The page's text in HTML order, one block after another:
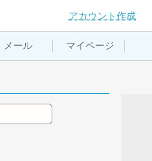
アカウント作成
メール マイページ